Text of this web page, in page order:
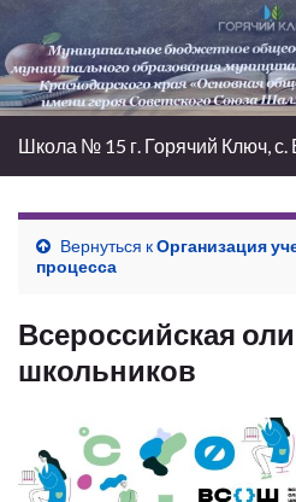
Школа № 15 г. Горячий Ключ,
Вернуться кОрганизация
процесса
Всероссийская
школьников